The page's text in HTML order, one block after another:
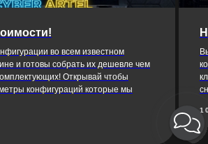
во всем известном
и готовы собрать их дешевле чем
Открывай чтобы
конфигураций которые мы